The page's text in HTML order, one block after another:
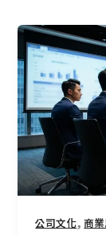
公司文化,商
銷
售
心
態：
慾
望
與
恐
懼
間，